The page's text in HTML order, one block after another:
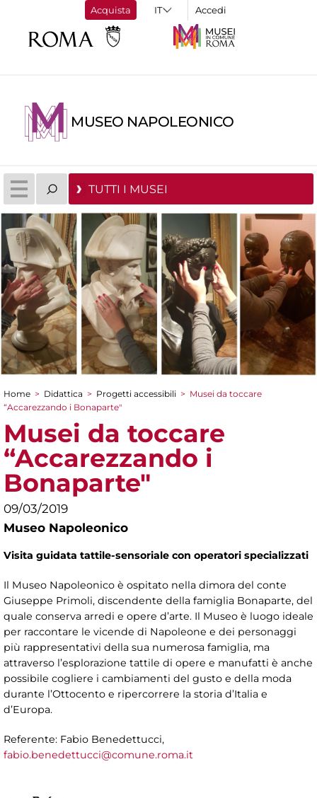
Acquista Accedi
MUSEO NAPOLEONICO
TUTTI I MUSEI
Tu sei qui
Home > Didattica > Progetti accessibili > Musei da toccare
“Accarezzando i Bonaparte"
Musei da toccare
“Accarezzando i
Bonaparte"
09/03/2019
Museo Napoleonico
Visita guidata tattile-sensoriale con operatori specializzati
Il Museo Napoleonico è ospitato nella dimora del conte
Giuseppe Primoli, discendente della famiglia Bonaparte, del
quale conserva arredi e opere d’arte. Il Museo è luogo ideale
per raccontare le vicende di Napoleone e dei personaggi
più rappresentativi della sua numerosa famiglia, ma
attraverso l’esplorazione tattile di opere e manufatti è anche
possibile cogliere i cambiamenti del gusto e della moda
durante l’Ottocento e ripercorrere la storia d’Italia e
d’Europa.
Referente: Fabio Benedettucci,
fabio.benedettucci@comune.roma.it